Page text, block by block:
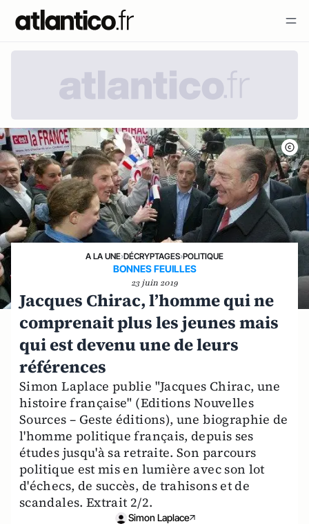
A LA UNE›DÉCRYPTAGES›POLITIQUE
BONNES FEUILLES
23 juin 2019
Jacques Chirac, l’homme qui ne
comprenait plus les jeunes mais
qui est devenu une de leurs
références
Simon Laplace publie "Jacques Chirac, une
histoire française" (Editions Nouvelles
Sources – Geste éditions), une biographie de
l'homme politique français, depuis ses
études jusqu'à sa retraite. Son parcours
politique est mis en lumière avec son lot
d'échecs, de succès, de trahisons et de
scandales. Extrait 2/2.
Simon Laplace